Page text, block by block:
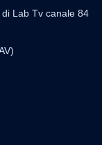
Lab Tv canale 84